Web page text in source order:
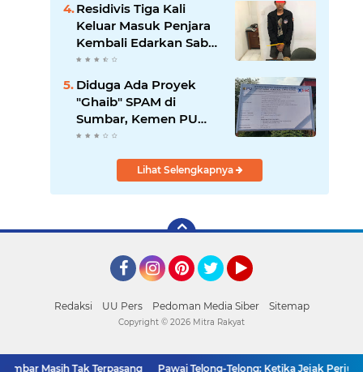
Residivis Tiga Kali
Keluar Masuk Penjara
Kembali Edarkan Sabu,
Polresta Bukittinggi
Sita 62 Paket Siap Edar
Diduga Ada Proyek
"Ghaib" SPAM di
Sumbar, Kemen PU
dan Hutama Karya
Lihat Selengkapnya
Redaksi UU Pers Pedoman Media Siber Sitemap
Masih Tak Terpasang Pawai Telong-Telong: Ketika Jejak Perjuangan
Copyright © 2026 Mitra Rakyat